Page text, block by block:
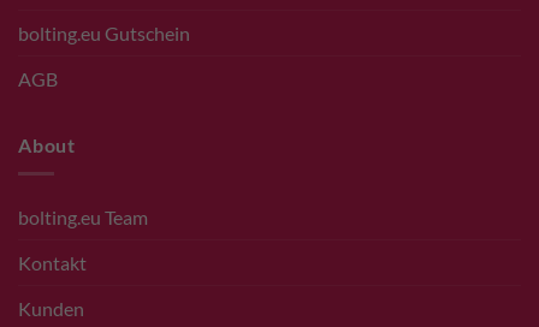
bolting.eu Gutschein
AGB
About
bolting.eu Team
Kontakt
Kunden